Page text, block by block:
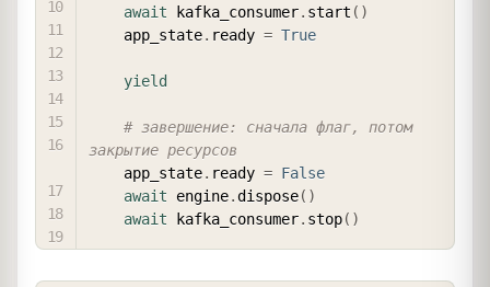
await kafka_consumer. start ( )
    app_state
. ready = True
yield
# завершение: сначала флаг, потом
закрытие ресурсов
    app_state
. ready = False
await engine.dispose( )
await kafka_consumer. stop( )